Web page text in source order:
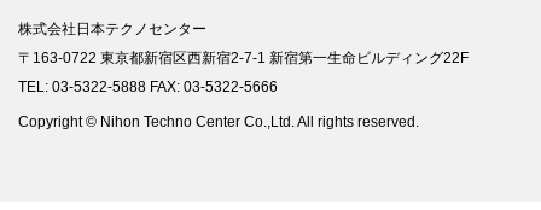
株式会社日本テクノセンター
〒163-0722 東京都新宿区西新宿2-7-1 新宿第一生命ビルディング22F
TEL: 03-5322-5888 FAX: 03-5322-5666
Copyright © Nihon Techno Center Co.,Ltd. All rights reserved.